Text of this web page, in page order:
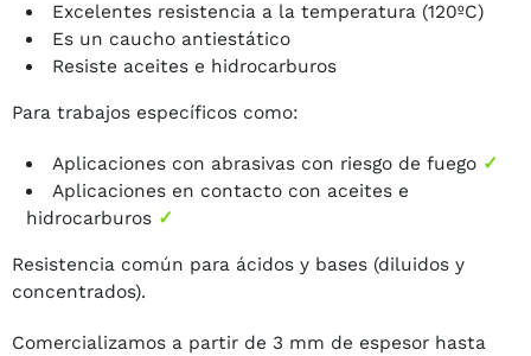
Excelentes resistencia a la temperatura (120ºC)
Es un caucho antiestático
Resiste aceites e hidrocarburos
Para trabajos específicos como:
Aplicaciones con abrasivas con riesgo de fuego ✓
Aplicaciones en contacto con aceites e
hidrocarburos ✓
Resistencia común para ácidos y bases (diluidos y
concentrados).
Comercializamos a partir de 3 mm de espesor hasta